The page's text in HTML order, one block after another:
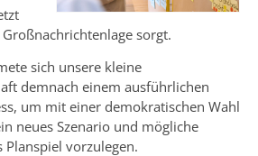
sorgt.
sich unsere kleine
demnach einem ausführlichen
um mit einer demokratischen Wahl
neues Szenario und mögliche
Planspiel vorzulegen.